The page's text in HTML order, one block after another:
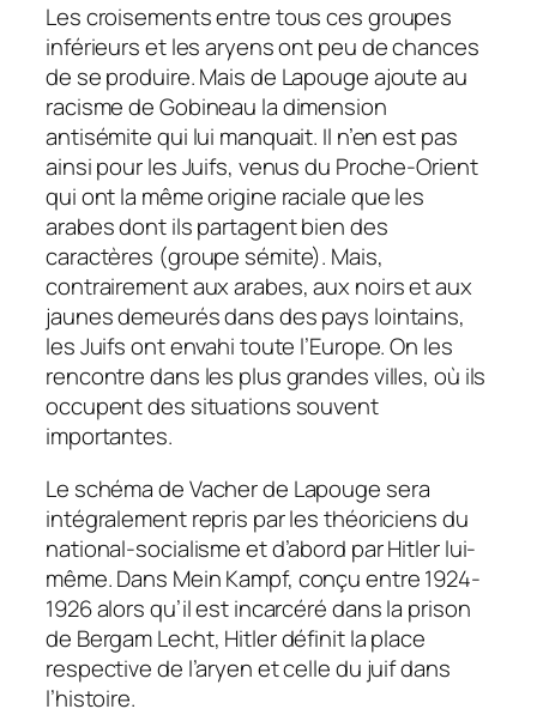
Les croisements entre tous ces groupes
inférieurs et les aryens ont peu de chances
de se produire. Mais de Lapouge ajoute au
racisme de Gobineau la dimension
antisémite qui lui manquait. Il n’en est pas
ainsi pour les Juifs, venus du Proche-Orient
qui ont la même origine raciale que les
arabes dont ils partagent bien des
caractères (groupe sémite). Mais,
contrairement aux arabes, aux noirs et aux
jaunes demeurés dans des pays lointains,
les Juifs ont envahi toute l’Europe. On les
rencontre dans les plus grandes villes, où ils
occupent des situations souvent
importantes.
Le schéma de Vacher de Lapouge sera
intégralement repris par les théoriciens du
national-socialisme et d’abord par Hitler lui-
même. Dans Mein Kampf, conçu entre 1924-
1926 alors qu’il est incarcéré dans la prison
de Bergam Lecht, Hitler définit la place
respective de l’aryen et celle du juif dans
l’histoire.